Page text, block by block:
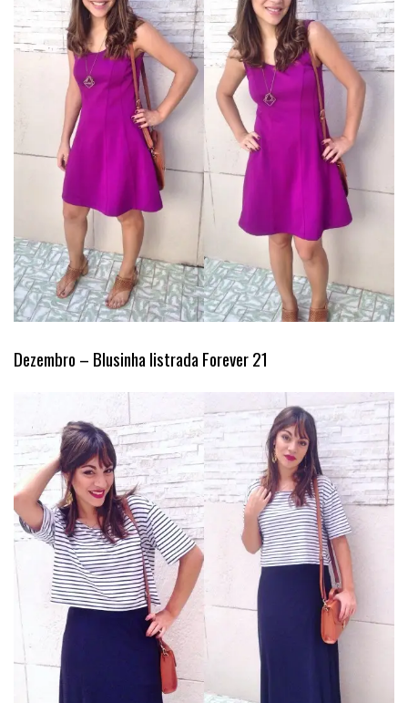
Dezembro – Blusinha listrada Forever 21